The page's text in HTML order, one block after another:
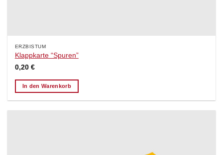
ERZBISTUM
Klappkarte “Spuren”
0,20 €
In den Warenkorb